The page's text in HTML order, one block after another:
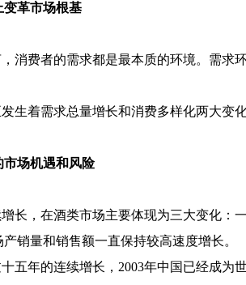
变革市场根基
消费者的需求都是最本质的环境。需求
生着需求总量增长和消费多样化两大变
市场机遇和风险
长，在酒类市场主要体现为三大变化：
销量和销售额一直保持较高速度增长。
五年的连续增长，2003年中国已经成为